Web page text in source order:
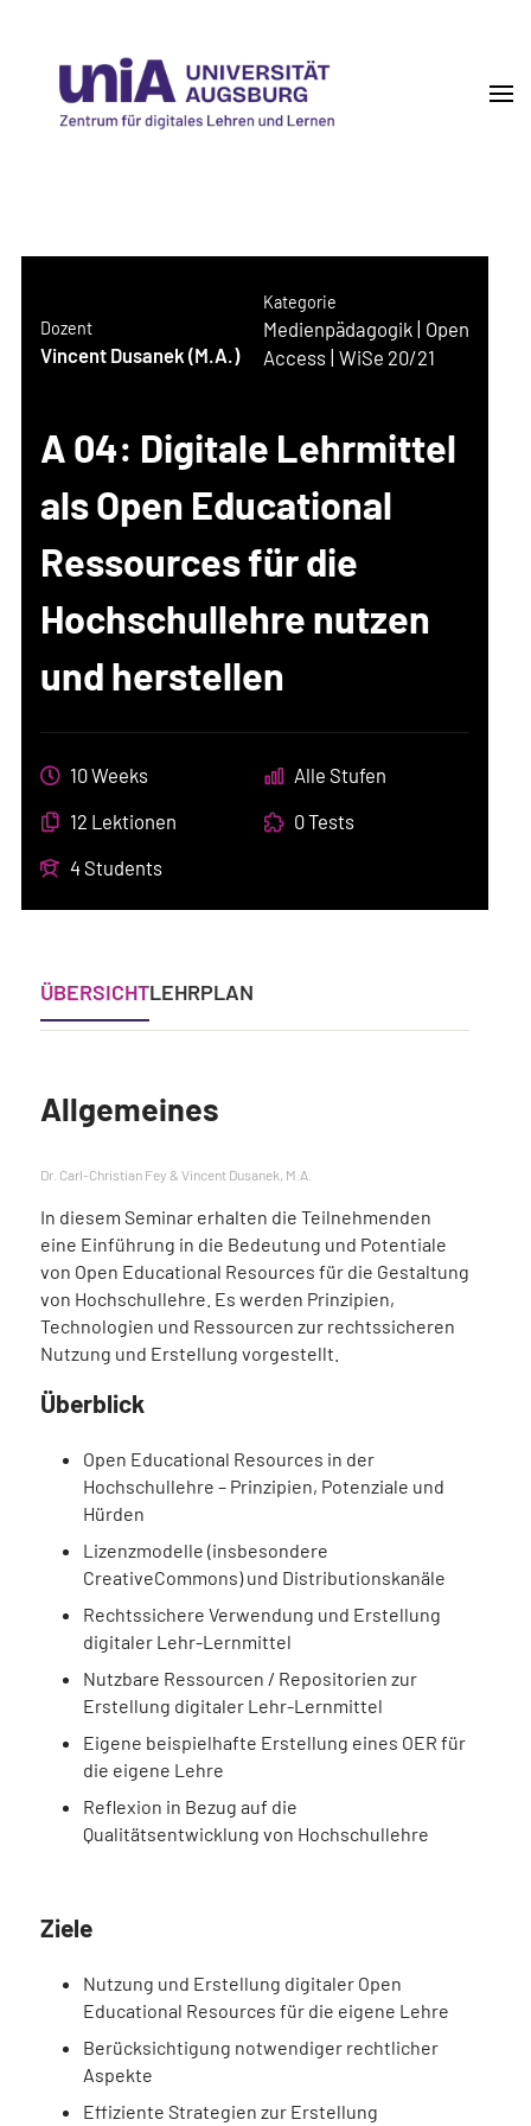
content
Dozent
Vincent Dusanek (M.A.)
Kategorie
Medienpädagogik Open
Access WiSe 20/21
A 04: Digitale Lehrmittel
als Open Educational
Ressources für die
Hochschullehre nutzen
und herstellen
10 Weeks
Alle Stufen
12 Lektionen
0 Tests
4 Students
ÜBERSICHTLEHRPLAN
Allgemeines
Dr. Carl-Christian Fey & Vincent Dusanek, M.A.
In diesem Seminar erhalten die Teilnehmenden
eine Einführung in die Bedeutung und Potentiale
von Open Educational Resources für die Gestaltung
von Hochschullehre. Es werden Prinzipien,
Technologien und Ressourcen zur rechtssicheren
Nutzung und Erstellung vorgestellt.
Überblick
Open Educational Resources in der
Hochschullehre – Prinzipien, Potenziale und
Hürden
Lizenzmodelle (insbesondere
CreativeCommons) und Distributionskanäle
Rechtssichere Verwendung und Erstellung
digitaler Lehr-Lernmittel
Nutzbare Ressourcen / Repositorien zur
Erstellung digitaler Lehr-Lernmittel
Eigene beispielhafte Erstellung eines OER für
die eigene Lehre
Reflexion in Bezug auf die
Qualitätsentwicklung von Hochschullehre
Ziele
Nutzung und Erstellung digitaler Open
Educational Resources für die eigene Lehre
Berücksichtigung notwendiger rechtlicher
Aspekte
Effiziente Strategien zur Erstellung